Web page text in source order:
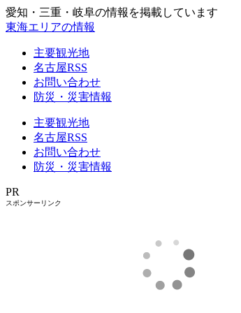
愛知・三重・岐阜の情報を掲載しています
東海エリアの情報
主要観光地
名古屋RSS
お問い合わせ
防災・災害情報
主要観光地
名古屋RSS
お問い合わせ
防災・災害情報
PR
スポンサーリンク